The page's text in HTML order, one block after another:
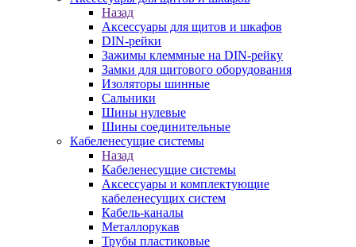
Назад
Аксессуары для щитов и шкафов
DIN-рейки
Зажимы клеммные на DIN-рейку
Замки для щитового оборудования
Изоляторы шинные
Сальники
Шины нулевые
Шины соединительные
Кабеленесущие системы
Назад
Кабеленесущие системы
Аксессуары и комплектующие
кабеленесущих систем
Кабель-каналы
Металлорукав
Трубы пластиковые